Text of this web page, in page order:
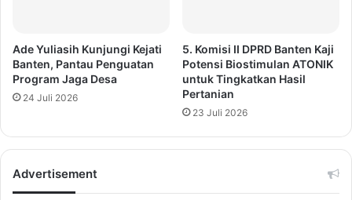
Ade Yuliasih Kunjungi Kejati
Banten, Pantau Penguatan
Program Jaga Desa
24 Juli 2026
5. Komisi II DPRD Banten Kaji
Potensi Biostimulan ATONIK
untuk Tingkatkan Hasil
Pertanian
23 Juli 2026
Advertisement